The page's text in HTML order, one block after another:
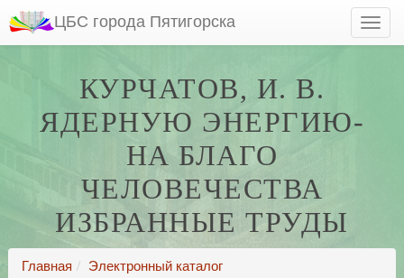
ЦБС города Пятигорска
КУРЧАТОВ, И. В.
ЯДЕРНУЮ ЭНЕРГИЮ-
НА БЛАГО
ЧЕЛОВЕЧЕСТВА
ИЗБРАННЫЕ ТРУДЫ
Главная
Электронный каталог